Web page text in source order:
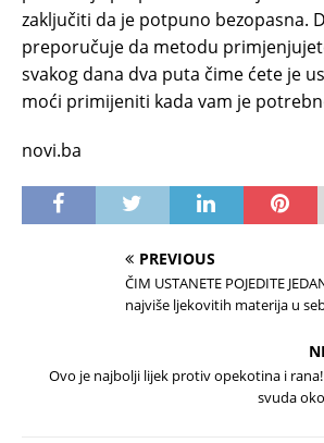
zaključiti da je potpuno bezopasna.
preporučuje da metodu
svakog dana dva puta čime ćete je
moći primijeniti kada vam je
novi.ba
PREVIOUS
ČIM USTANETE POJEDITE
najviše ljekovitih materija u
Ovo je najbolji lijek protiv opekotina i rana!
svuda